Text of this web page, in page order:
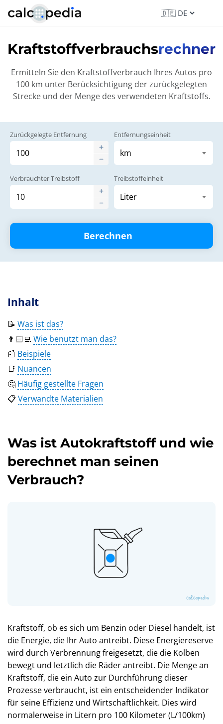
Kraftstoffverbrauchsrechner
Ermitteln Sie den Kraftstoffverbrauch Ihres Autos pro
100 km unter Berücksichtigung der zurückgelegten
Strecke und der Menge des verwendeten Kraftstoffs.
Zurückgelegte Entfernung Entfernungseinheit
Verbrauchter Treibstoff Treibstoffeinheit
Berechnen
Inhalt
📝 Was ist das?
👨🏻‍💻 Wie benutzt man das?
📰 Beispiele
📑 Nuancen
🤔 Häufig gestellte Fragen
📋Verwandte Materialien
Was ist Autokraftstoff und wie
berechnet man seinen
Verbrauch?
Kraftstoff, ob es sich um Benzin oder Diesel handelt, ist
die Energie, die Ihr Auto antreibt. Diese Energiereserve
wird durch Verbrennung freigesetzt, die die Kolben
bewegt und letztlich die Räder antreibt. Die Menge an
Kraftstoff, die ein Auto zur Durchführung dieser
Prozesse verbraucht, ist ein entscheidender Indikator
für seine Effizienz und Wirtschaftlichkeit. Dies wird
normalerweise in Litern pro 100 Kilometer (L/100km)